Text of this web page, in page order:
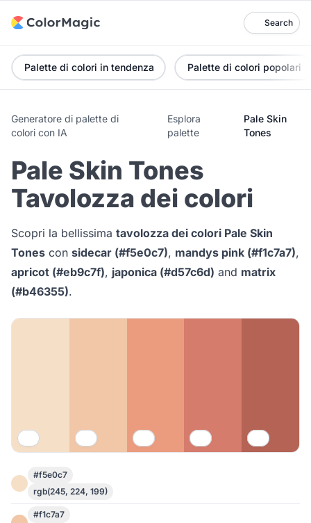
Search
Palette di colori in tendenza Palette di colori popolari
Generatore di palette di
colori con IA
Esplora
palette
Pale Skin
Tones
Pale Skin Tones
Tavolozza dei colori
Scopri la bellissima tavolozza dei colori Pale Skin
Tones con sidecar (#f5e0c7), mandys pink (#f1c7a7),
apricot (#eb9c7f), japonica (#d57c6d) and matrix
(#b46355).
#f5e0c7
rgb(245, 224, 199)
#f1c7a7